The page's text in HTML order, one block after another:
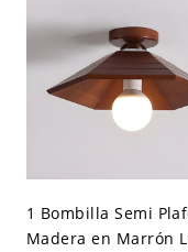
1 Bombilla Semi
Madera en Marrón